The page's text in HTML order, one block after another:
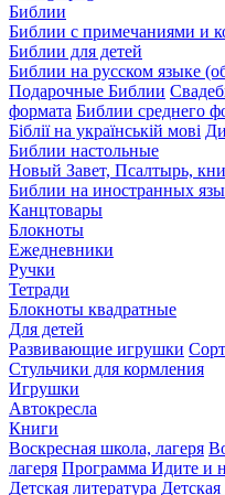
Библии
Библии с примечаниями и
Библии для детей
Библии на русском языке
Подарочные Библии
формата Библии среднего
Біблії на українській мові
Библии настольные
Новый Завет, Псалтырь,
Библии на иностранных
Канцтовары
Блокноты
Ежедневники
Ручки
Тетради
Блокноты квадратные
Для детей
Развивающие игрушки
Стульчики для кормления
Игрушки
Автокресла
Книги
Воскресная школа, лагеря
лагеря Программа Идите и
Детская литература